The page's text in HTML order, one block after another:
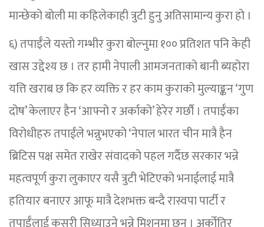
मान्छेको बोली मा कहिलेकाही त्रुटी हुनु अतिसामान्य कुरा हो ।
६) तपाईँले यस्तो गम्भीर कुरा बोल्नुमा १०० प्रतिशत पनि केही
खास उद्देश्य छ । तर हामी नेपाली आमजनताको बानी ब्यहोरा
यत्ति खराब छ कि हर व्यक्ति र हर काम कुराको मुल्याङ्कन ‘गुण
दोष’ केलाएर हैन ‘आफ्नो र अर्काको’ हेरेर गर्छौ । तपाईँका
विरोधीहरु तपाईंले भन्नुभएको ‘नेपाल भारत चीन मात्रै हैन
ब्रिटिस पक्ष समेत राखेर संवादको पहल गर्दैछ सरकार भन्ने
महत्वपूर्ण कुरा लुकाएर यसै त्रुटी भेटिएको भनाईलाई मात्रै
हतियार बनाएर आफू मात्रै देशभक्त बन्दै रास्वपा पार्टी र